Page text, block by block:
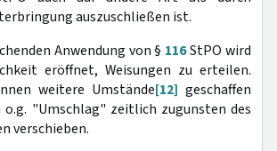
auszuschließen ist.
Anwendung von § 116StPO wird
eröffnet, Weisungen zu erteilen.
weitere Umstände[12] geschaffen
o.g. "Umschlag" zeitlich zugunsten des
verschieben.